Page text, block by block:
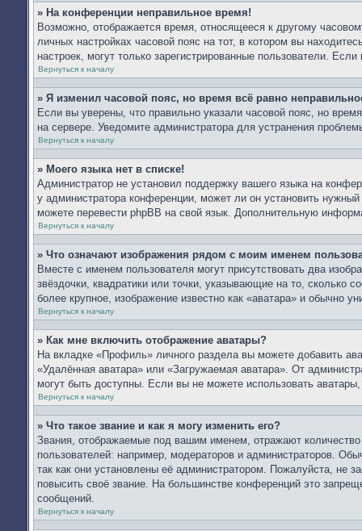
» На конференции неправильное время!
Возможно, отображается время, относящееся к другому
личных настройках часовой пояс на тот, в котором вы
настроек, могут только зарегистрированные пользователи.
Вернуться к началу
» Я изменил часовой пояс, но время всё равно
Если вы уверены, что правильно указали часовой пояс, но
на сервере. Уведомите администратора для устранения
Вернуться к началу
» Моего языка нет в списке!
Администратор не установил поддержку вашего языка на
у администратора конференции, может ли он установить
можете перевести phpBB на свой язык. Дополнительную
Вернуться к началу
» Что означают изображения рядом с моим именем
Вместе с именем пользователя могут присутствовать два
звёздочки, квадратики или точки, указывающие на то, сколько
более крупное, изображение известно как «аватара» и обычно
Вернуться к началу
» Как мне включить отображение аватары?
На вкладке «Профиль» личного раздела вы можете добавить
«Удалённая аватара» или «Загружаемая аватара». От
могут быть доступны. Если вы не можете использовать
Вернуться к началу
» Что такое звание и как я могу изменить его?
Звания, отображаемые под вашим именем, отражают
пользователей: например, модераторов и администраторов.
так как они установлены её администратором. Пожалуйста, не
повысить своё звание. На большинстве конференций это
сообщений.
Вернуться к началу